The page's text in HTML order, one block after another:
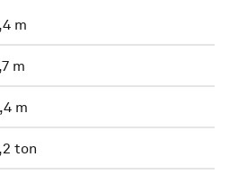
m
m
m
ton